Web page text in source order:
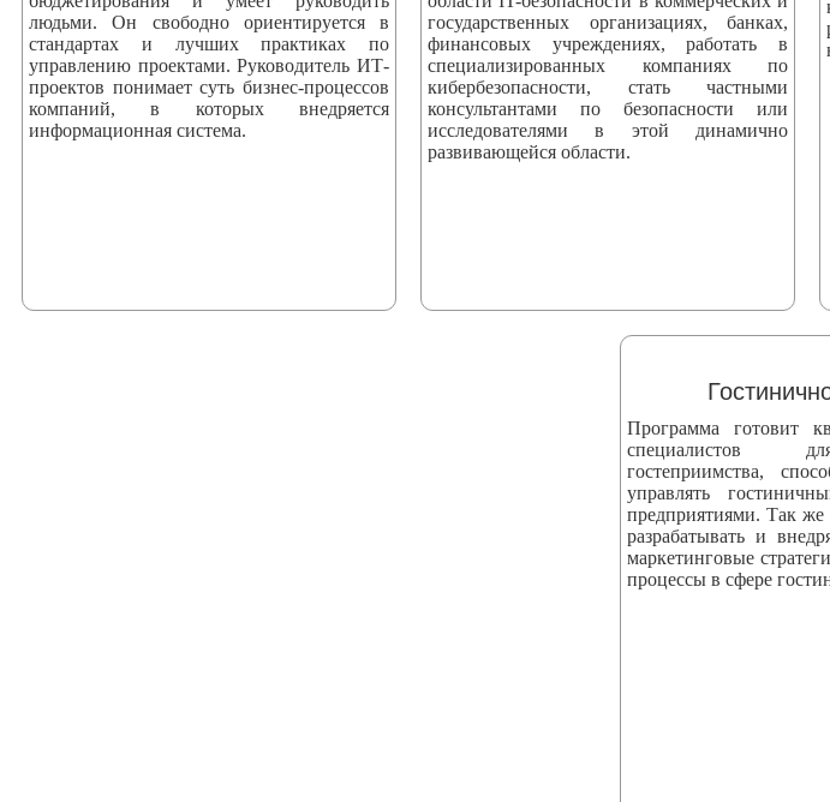
людьми. Он свободно ориентируется в
стандартах и лучших практиках по
управлению проектами. Руководитель ИТ-
проектов понимает суть бизнес-процессов
компаний, в которых внедряется
информационная система.
государственных организациях, банках,
финансовых учреждениях, работать в
специализированных компаниях по
кибербезопасности, стать частными
консультантами по безопасности или
исследователями в этой динамично
развивающейся области.
Программа готовит
специалистов
гостеприимства,
управлять
предприятиями. Так
разрабатывать и
маркетинговые
процессы в сфере